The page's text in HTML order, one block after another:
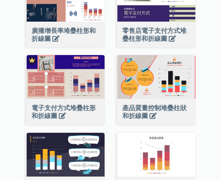
廣播增長率堆疊柱形和
折線圖
零售店電子支付方式堆
疊柱形和折線圖
電子支付方式堆疊柱形
和折線圖
產品質量控制堆疊柱狀
和折線圖